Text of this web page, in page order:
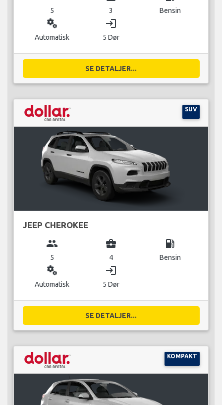
5 3 Bensin
miscellaneous_services
Automatisk
login
5 Dør
SE DETALJER...
SUV
JEEP CHEROKEE
group
5
business_center
4
local_gas_station
Bensin
miscellaneous_services
Automatisk
login
5 Dør
SE DETALJER...
KOMPAKT